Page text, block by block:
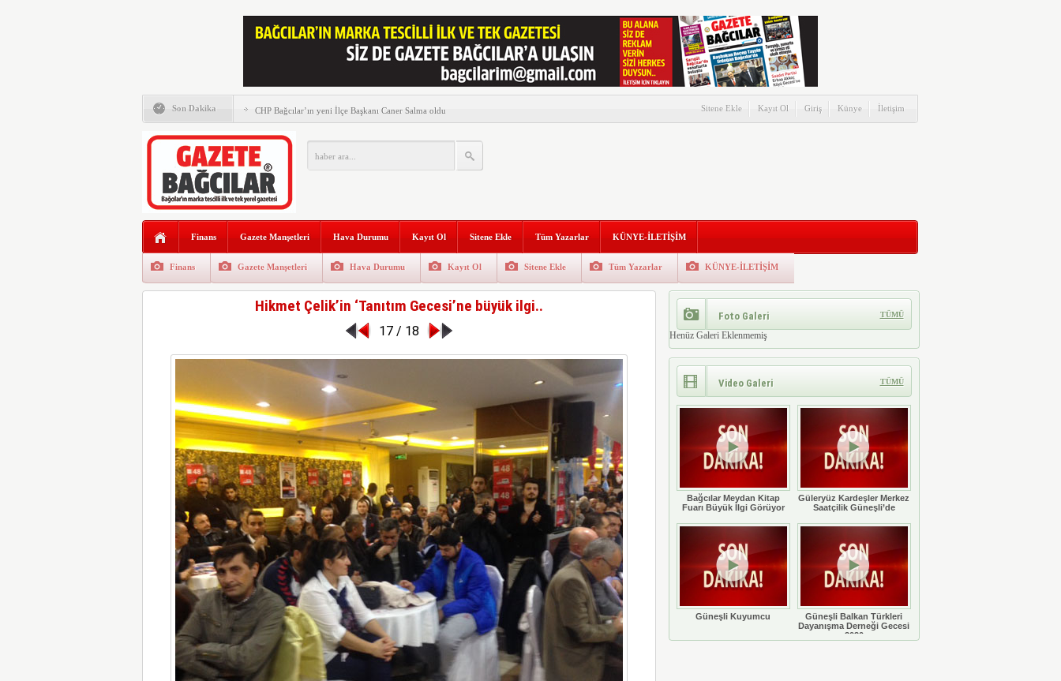
Son Dakika CHP Bağcılar’ın yeni İlçe Başkanı Caner Salma oldu
Murat Kurum Bağcılar’da vatandaşlarla buluştu
Gazete Bağcılar’ın 111. Sayısı Çıktı
Gazze ve şehitler için büyük yürüyüş!
Saadet Partisi Bağcılar’dan Millet Vekil Buluşması…
düzenlenen kermesi ziyaret etti
yılı için pişirildi
Gazete Bağcılar’ın Ekim Sayısı Çıktı
Sitene Ekle Kayıt Ol Giriş Künye İletişim
Finans Gazete Manşetleri Hava Durumu Kayıt Ol Sitene Ekle Tüm Yazarlar KÜNYE-İLETİŞİM
Finans Gazete Manşetleri Hava Durumu Kayıt Ol Sitene Ekle Tüm Yazarlar KÜNYE-İLETİŞİM
Hikmet Çelik’in ‘Tanıtım Gecesi’ne büyük ilgi..
17 / 18
Foto Galeri TÜMÜ
Henüz Galeri Eklenmemiş
Video Galeri TÜMÜ
Bağcılar Meydan Kitap
Fuarı Büyük İlgi Görüyor
Güleryüz Kardeşler Merkez
Saatçilik Güneşli’de
Güneşli Kuyumcu
Güneşli Balkan Türkleri
Dayanışma Derneği Gecesi
2020